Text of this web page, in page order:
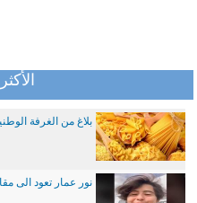
بلاغ من الغرفة
نور عمار تعود الى